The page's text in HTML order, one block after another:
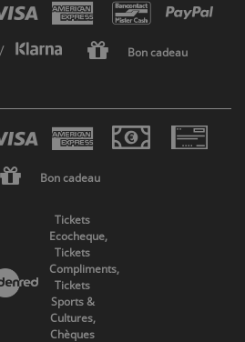
Bon cadeau
Bon cadeau
Tickets
Ecocheque,
Tickets
Compliments,
Tickets
Sports &
Cultures,
Chèques